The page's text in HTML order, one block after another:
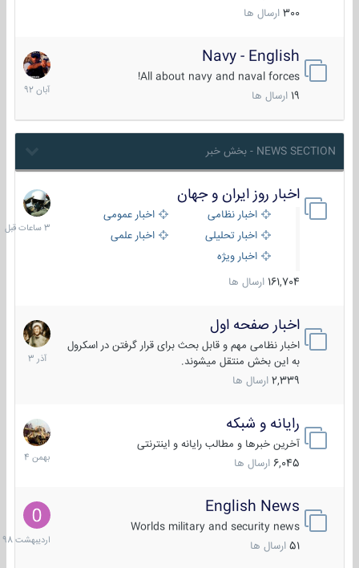
300 ارسال ها
Navy - English
All about navy and naval forces!
ارسال ها
22
آبان
1392
NEWS SECTION - بخش خبر
اخبار روز ایران و جهان
اخبار نظامی
اخبار عمومی
اخبار تحلیلی
اخبار علمی
اخبار ویژه
161,704 ارسال ها
3
ساعات
قبل
اخبار صفحه اول
اخبار نظامی مهم و قابل بحث برای قرار گرفتن در اسکرول
به این بخش منتقل میشوند.
2,339 ارسال ها
7
آذر
1403
رایانه و شبکه
آخرین خبرها و مطالب رایانه و اینترنتی
6,045 ارسال ها
30
بهمن
1404
English News
Worlds military and security news
51 ارسال ها
10
1398